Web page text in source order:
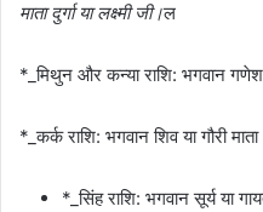
माता दुर्गा या लक्ष्मी जी।ल
*_मिथुन और कन्या राशि: भगवान गणेश
*_कर्क राशि: भगवान शिव या गौरी
*_सिंह राशि: भगवान सूर्य या